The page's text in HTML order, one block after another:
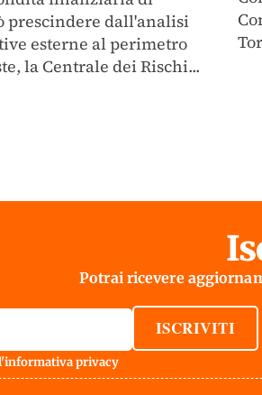
prescindere dall'analisi
esterne al perimetro
la Centrale dei Rischi...
Potrai ricevere
ISCRIVITI
informativa privacy